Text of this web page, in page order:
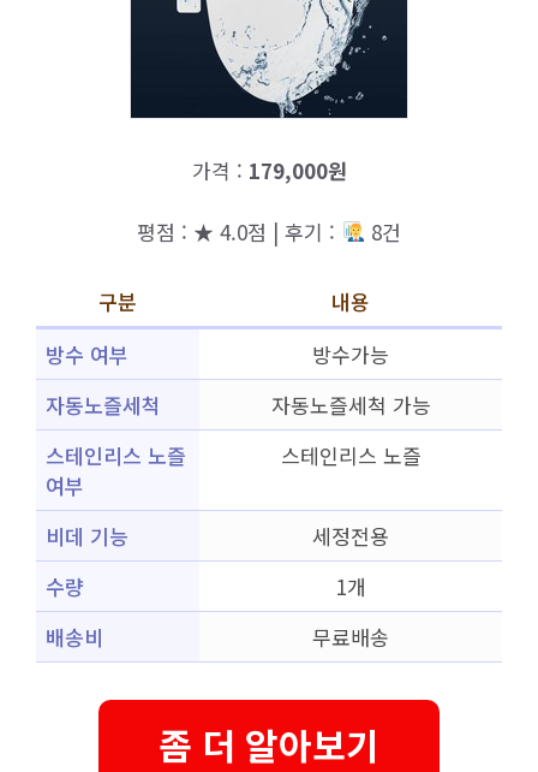
가격 : 179,000원
평점 : ★ 4.0점 | 후기 : 8건
구분
내용
방수 여부
방수가능
자동노즐세척
자동노즐세척 가능
스테인리스 노즐
여부
스테인리스 노즐
비데 기능
세정전용
수량
1개
배송비
무료배송
좀 더 알아보기